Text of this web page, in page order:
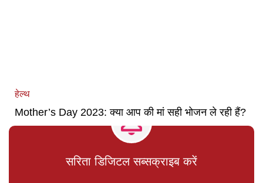
हेल्थ
Mother’s Day 2023: क्या आप की मां सही भोजन ले रही हैं?
सरिता डिजिटल सब्सक्राइब करें